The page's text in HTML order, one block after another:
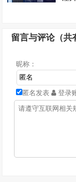
留言与评论（
昵称：
匿名发表 登录